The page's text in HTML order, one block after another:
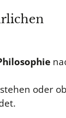
oder